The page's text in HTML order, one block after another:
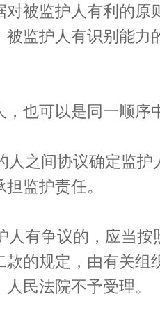
对被监护人有利的
被监护人有识别能力
，也可以是同一顺序
人之间协议确定监
监护责任。
人有争议的，应当
款的规定，由有关组
民法院不予受理。